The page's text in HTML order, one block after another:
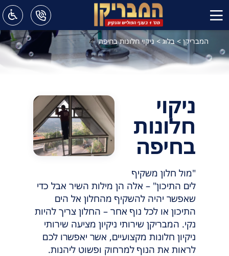
המבריקן >בלוג> ניקוי חלונות בחיפה
ניקוי
חלונות
בחיפה
"מול חלון משקיף
לים התיכון" – אלה הן מילות השיר אבל כדי
שאפשר יהיה להשקיף מהחלון אל הים
התיכון או לכל נוף אחר – החלון צריך להיות
נקי. המבריקן שירותי ניקיון מציעה שירותי
ניקיון חלונות מקצועיים, אשר יאפשרו לכם
לראות את הנוף למרחוק ופשוט ליהנות.